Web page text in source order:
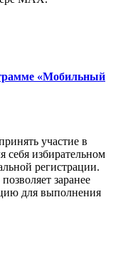
«Мобильный
участие в
себя избирательном
регистрации.
заранее
для выполнения